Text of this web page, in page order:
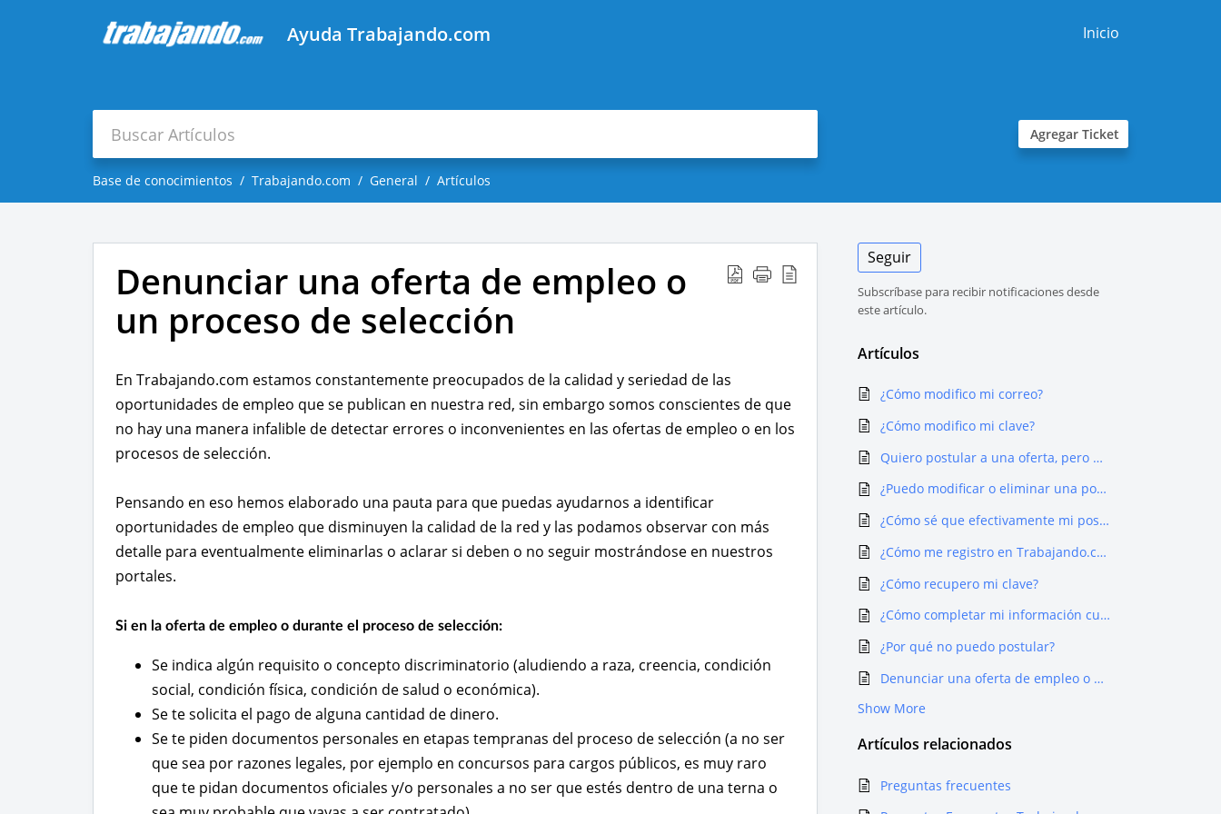
Ayuda Trabajando.com Inicio
Agregar Ticket
Base de conocimientos Trabajando.com General Artículos
Denunciar una oferta de empleo o
un proceso de selección
En Trabajando.com estamos constantemente preocupados de la calidad y seriedad de las
oportunidades de empleo que se publican en nuestra red, sin embargo somos conscientes de que
no hay una manera infalible de detectar errores o inconvenientes en las ofertas de empleo o en los
procesos de selección.
Pensando en eso hemos elaborado una pauta para que puedas ayudarnos a identificar
oportunidades de empleo que disminuyen la calidad de la red y las podamos observar con más
detalle para eventualmente eliminarlas o aclarar si deben o no seguir mostrándose en nuestros
portales.
Si en la oferta de empleo o durante el proceso de selección:
Se indica algún requisito o concepto discriminatorio (aludiendo a raza, creencia, condición
social, condición física, condición de salud o económica).
Se te solicita el pago de alguna cantidad de dinero.
Se te piden documentos personales en etapas tempranas del proceso de selección (a no ser
que sea por razones legales, por ejemplo en concursos para cargos públicos, es muy raro
que te pidan documentos oficiales y/o personales a no ser que estés dentro de una terna o
Seguir
Subscríbase para recibir notificaciones desde
este artículo.
Artículos
¿Cómo modifico mi correo?
¿Cómo modifico mi clave?
Quiero postular a una oferta, pero me dice que ya lo hice
¿Puedo modificar o eliminar una postulación?
¿Cómo sé que efectivamente mi postulación se hizo?
¿Cómo me registro en Trabajando.com?
¿Cómo recupero mi clave?
¿Cómo completar mi información curricular en trabajando.com?
¿Por qué no puedo postular?
Denunciar una oferta de empleo o un proceso de selección
Show More
Artículos relacionados
Preguntas frecuentes